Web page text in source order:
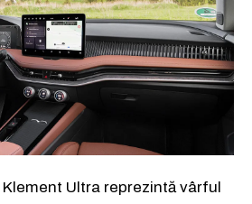
Ultra reprezintă vârful